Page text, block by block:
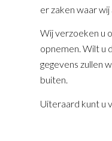
er zaken waar
Wij verzoeken u
opnemen. Wilt u
gegevens zullen
buiten.
Uiteraard kunt u